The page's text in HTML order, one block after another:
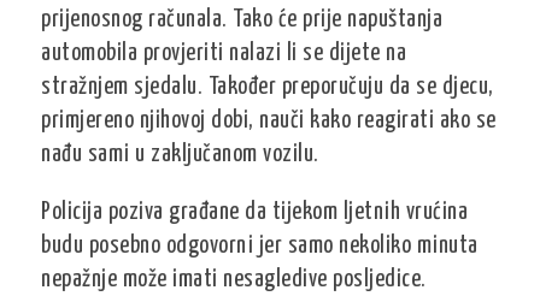
prijenosnog računala. Tako će prije napuštanja
automobila provjeriti nalazi li se dijete na
stražnjem sjedalu. Također preporučuju da se djecu,
primjereno njihovoj dobi, nauči kako reagirati ako se
nađu sami u zaključanom vozilu.
Policija poziva građane da tijekom ljetnih vrućina
budu posebno odgovorni jer samo nekoliko minuta
nepažnje može imati nesagledive posljedice.